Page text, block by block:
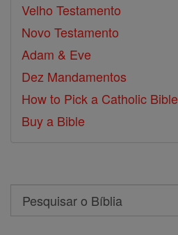
Velho Testamento
Novo Testamento
Adam & Eve
Dez Mandamentos
How to Pick a Catholic Bible
Buy a Bible
Search
Pesquisar